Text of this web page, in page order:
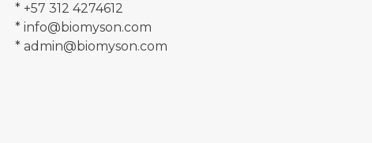
* +57 312 4274612
* info@biomyson.com
* admin@biomyson.com